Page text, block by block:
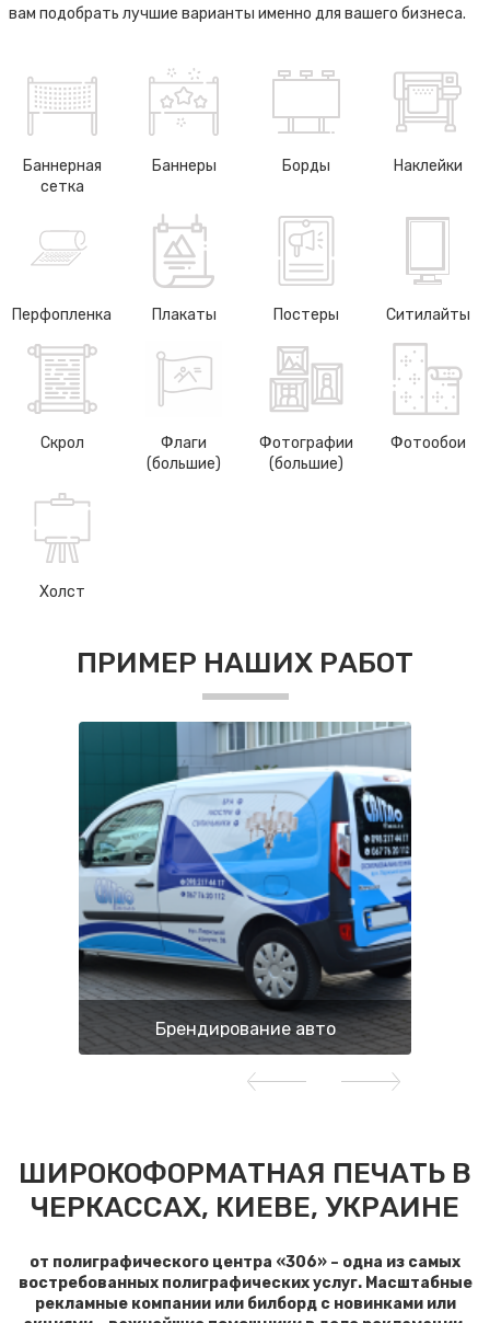
вам подобрать лучшие варианты именно для вашего бизнеса.
Баннерная
сетка
Баннеры Борды Наклейки
Перфопленка Плакаты Постеры Ситилайты
Скрол
Флаги
(большие)
Фотографии
(большие)
Фотообои
Холст
ПРИМЕР НАШИХ РАБОТ
Брендирование авто
ШИРОКОФОРМАТНАЯ ПЕЧАТЬ В
ЧЕРКАССАХ, КИЕВЕ, УКРАИНЕ
от полиграфического центра «306» – одна из самых
востребованных полиграфических услуг. Масштабные
рекламные компании или билборд с новинками или